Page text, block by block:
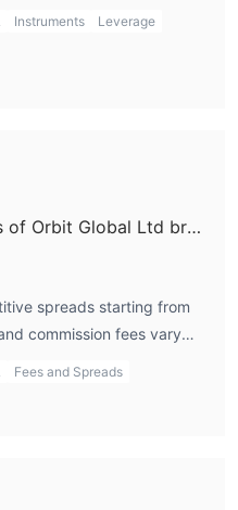
and test different
money.
Instruments
Leverage
What are the detailed fees of Orbit Global Ltd broker?
spreads starting from
commission fees vary
offers lower spreads
tighter spreads and a
Fees and Spreads